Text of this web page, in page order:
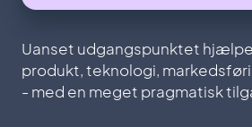
Uanset udgangspunktet
produkt, teknologi,
- med en meget pragmatisk